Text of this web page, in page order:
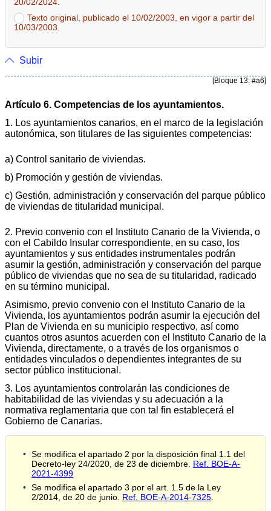
Texto original, publicado el 10/02/2003, en vigor a partir del
10/03/2003.
Subir
[Bloque 13: #a6]
Artículo 6. Competencias de los ayuntamientos.
1. Los ayuntamientos canarios, en el marco de la legislación
autonómica, son titulares de las siguientes competencias:
a) Control sanitario de viviendas.
b) Promoción y gestión de viviendas.
c) Gestión, administración y conservación del parque público
de viviendas de titularidad municipal.
2. Previo convenio con el Instituto Canario de la Vivienda, o
con el Cabildo Insular correspondiente, en su caso, los
ayuntamientos y sus entidades instrumentales podrán
asumir la gestión, administración y conservación del parque
público de viviendas que no sea de su titularidad, radicado
en su término municipal.
Asimismo, previo convenio con el Instituto Canario de la
Vivienda, los ayuntamientos podrán asumir la ejecución del
Plan de Vivienda en su municipio respectivo, así como
cuantos otros asuntos acuerden con el Instituto Canario de la
Vivienda, directamente, o a través de los organismos o
entidades vinculados o dependientes integrantes de su
sector público institucional.
3. Los ayuntamientos controlarán las condiciones de
habitabilidad de las viviendas y su adecuación a la
normativa reglamentaria que con tal fin establecerá el
Gobierno de Canarias.
Se modifica el apartado 2 por la disposición final 1.1 del
Decreto-ley 24/2020, de 23 de diciembre. Ref. BOE-A-
2021-4399
Se modifica el apartado 3 por el art. 1.5 de la Ley
2/2014, de 20 de junio. Ref. BOE-A-2014-7325